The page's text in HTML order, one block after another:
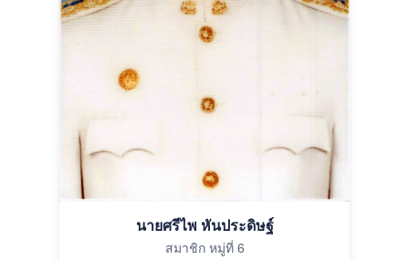
นายศรีไพ หันประดิษฐ์
สมาชิก หมู่ที่ 6